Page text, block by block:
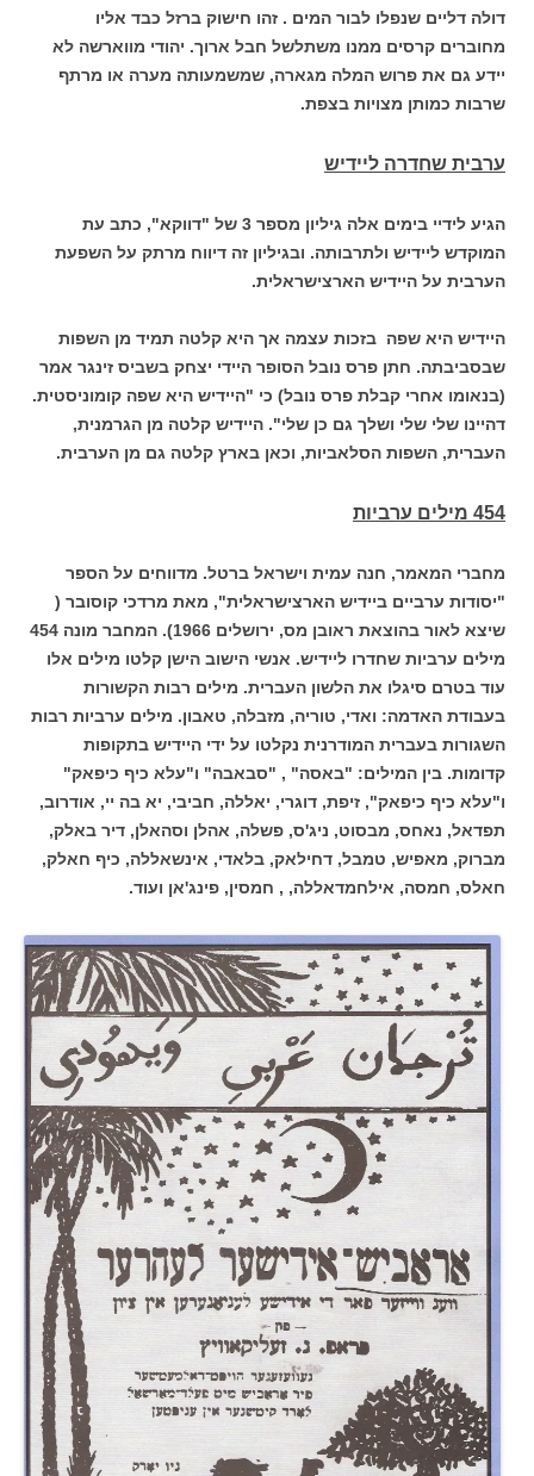
דולה דליים שנפלו לבור המים . זהו חישוק ברזל כבד אליו
מחוברים קרסים ממנו משתלשל חבל ארוך. יהודי מווארשה לא
יידע גם את פרוש המלה מגארה, שמשמעותה מערה או מרתף
שרבות כמותן מצויות בצפת.
ערבית שחדרה ליידיש
הגיע לידיי בימים אלה גיליון מספר 3 של "דווקא", כתב עת
המוקדש ליידיש ולתרבותה. ובגיליון זה דיווח מרתק על השפעת
הערבית על היידיש הארצישראלית.
היידיש היא שפה בזכות עצמה אך היא קלטה תמיד מן השפות
שבסביבתה. חתן פרס נובל הסופר היידי יצחק בשביס זינגר אמר
(בנאומו אחרי קבלת פרס נובל) כי "היידיש היא שפה קומוניסטית.
דהיינו שלי שלי ושלך גם כן שלי". היידיש קלטה מן הגרמנית,
העברית, השפות הסלאביות, וכאן בארץ קלטה גם מן הערבית.
454 מילים ערביות
מחברי המאמר, חנה עמית וישראל ברטל. מדווחים על הספר
"יסודות ערביים ביידיש הארצישראלית", מאת מרדכי קוסובר (
שיצא לאור בהוצאת ראובן מס, ירושלים 1966). המחבר מונה 454
מילים ערביות שחדרו ליידיש. אנשי הישוב הישן קלטו מילים אלו
עוד בטרם סיגלו את הלשון העברית. מילים רבות הקשורות
בעבודת האדמה: ואדי, טוריה, מזבלה, טאבון. מילים ערביות רבות
השגורות בעברית המודרנית נקלטו על ידי היידיש בתקופות
קדומות. בין המילים: "באסה" , "סבאבה" ו"עלא כיף כיפאק"
ו"עלא כיף כיפאק", זיפת, דוגרי, יאללה, חביבי, יא בה יי, אודרוב,
תפדאל, נאחס, מבסוט, ניג'ס, פשלה, אהלן וסהאלן, דיר באלק,
מברוק, מאפיש, טמבל, דחילאק, בלאדי, אינשאללה, כיף חאלק,
חאלס, חמסה, אילחמדאללה, , חמסין, פינג'אן ועוד.